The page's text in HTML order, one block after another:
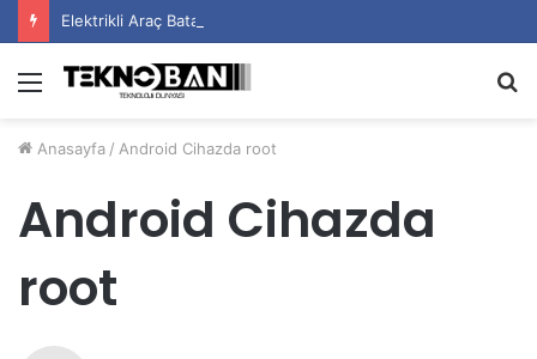
Elektrikli Araç Bataryalarının Ömrü Nasıl Uzatılır?
Menü
Anasayfa / Android Cihazda root
Android Cihazda
root